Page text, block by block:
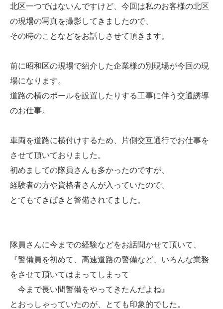
北区一つではないんですけど、今回は私のお客様の北区
の現場の写真を撮影してきましたので、
その時のことなどをお話しさせて頂きます。
前に昭和区の現場で紹介した企業様の別現場が今回の現
場になります。
道路の横のポールを設置したりする工事に伴う交通誘導
のお仕事。
車両を道路に横付けするため、片側交互通行でお仕事を
させて頂いておりました。
初めましての隊員さんも多かったのですが、
経験者の方や資格者さんが入っていたので、
とてもてきぱきと警備されてました。
隊員さんに今までの経験などをお話聞かせて頂いて、
『警備員を初めて、高速道路の警備など、いろんな業務
をさせて頂いてはまってしまって
今まで長い間警備をやってきたんだよね』
とおっしゃっていたのが、とても印象的でした。